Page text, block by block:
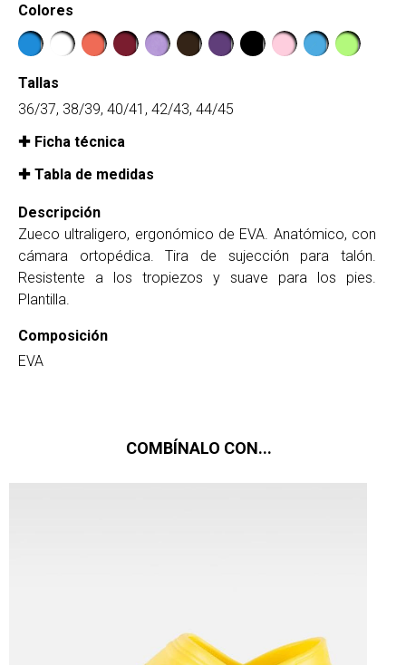
Colores
Tallas
36/37, 38/39, 40/41, 42/43, 44/45
Ficha técnica
Tabla de medidas
Descripción
Zueco ultraligero, ergonómico de EVA. Anatómico, con
cámara ortopédica. Tira de sujección para talón.
Resistente a los tropiezos y suave para los pies.
Plantilla.
Composición
EVA
COMBÍNALO CON...